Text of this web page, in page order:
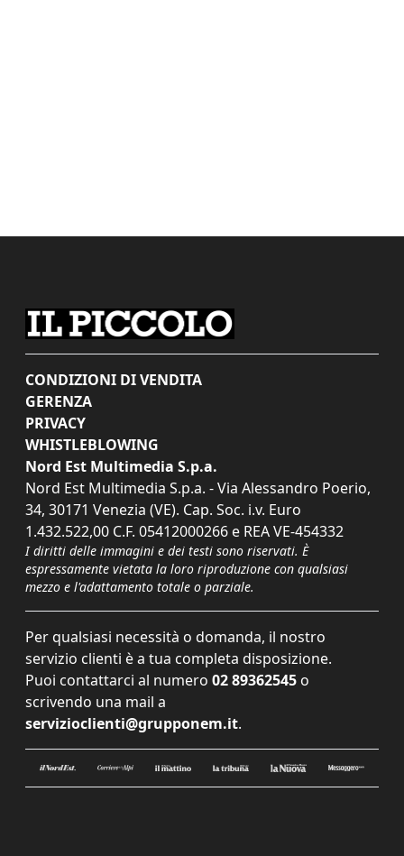
CONDIZIONI DI VENDITA
GERENZA
PRIVACY
WHISTLEBLOWING
Nord Est Multimedia S.p.a.
Nord Est Multimedia S.p.a. - Via Alessandro Poerio,
34, 30171 Venezia (VE). Cap. Soc. i.v. Euro
1.432.522,00 C.F. 05412000266 e REA VE-454332
I diritti delle immagini e dei testi sono riservati. È
espressamente vietata la loro riproduzione con qualsiasi
mezzo e l'adattamento totale o parziale.
Per qualsiasi necessità o domanda, il nostro
servizio clienti è a tua completa disposizione.
Puoi contattarci al numero 02 89362545 o
scrivendo una mail a
servizioclienti@grupponem.it.